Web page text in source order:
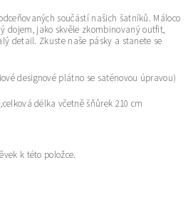
součástí našich šatníků. Máloco
dojem, jako skvěle zkombinovaný outfit,
detail. Zkuste naše pásky a stanete se
designové plátno se saténovou úpravou)
délka včetně šňůrek 210 cm
k této položce.